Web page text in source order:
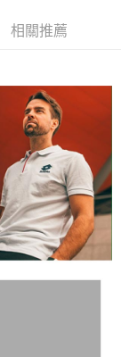
相關推薦